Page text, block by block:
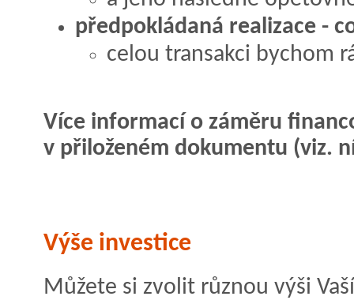
předpokládaná realizace -
celou transakci bychom
Více informací o záměru
v přiloženém dokumentu (viz.
Výše investice
Můžete si zvolit různou výši